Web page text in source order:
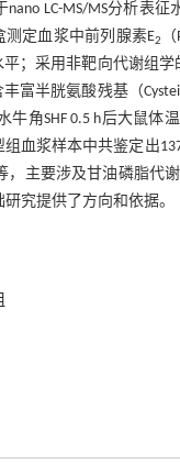
LC-MS/MS分析表
测定血浆中前列腺素E2
平；采用非靶向代谢组学
富半胱氨酸残基（
角SHF 0.5 h后大鼠
组血浆样本中共鉴定出
主要涉及甘油磷脂代
究提供了方向和依据。